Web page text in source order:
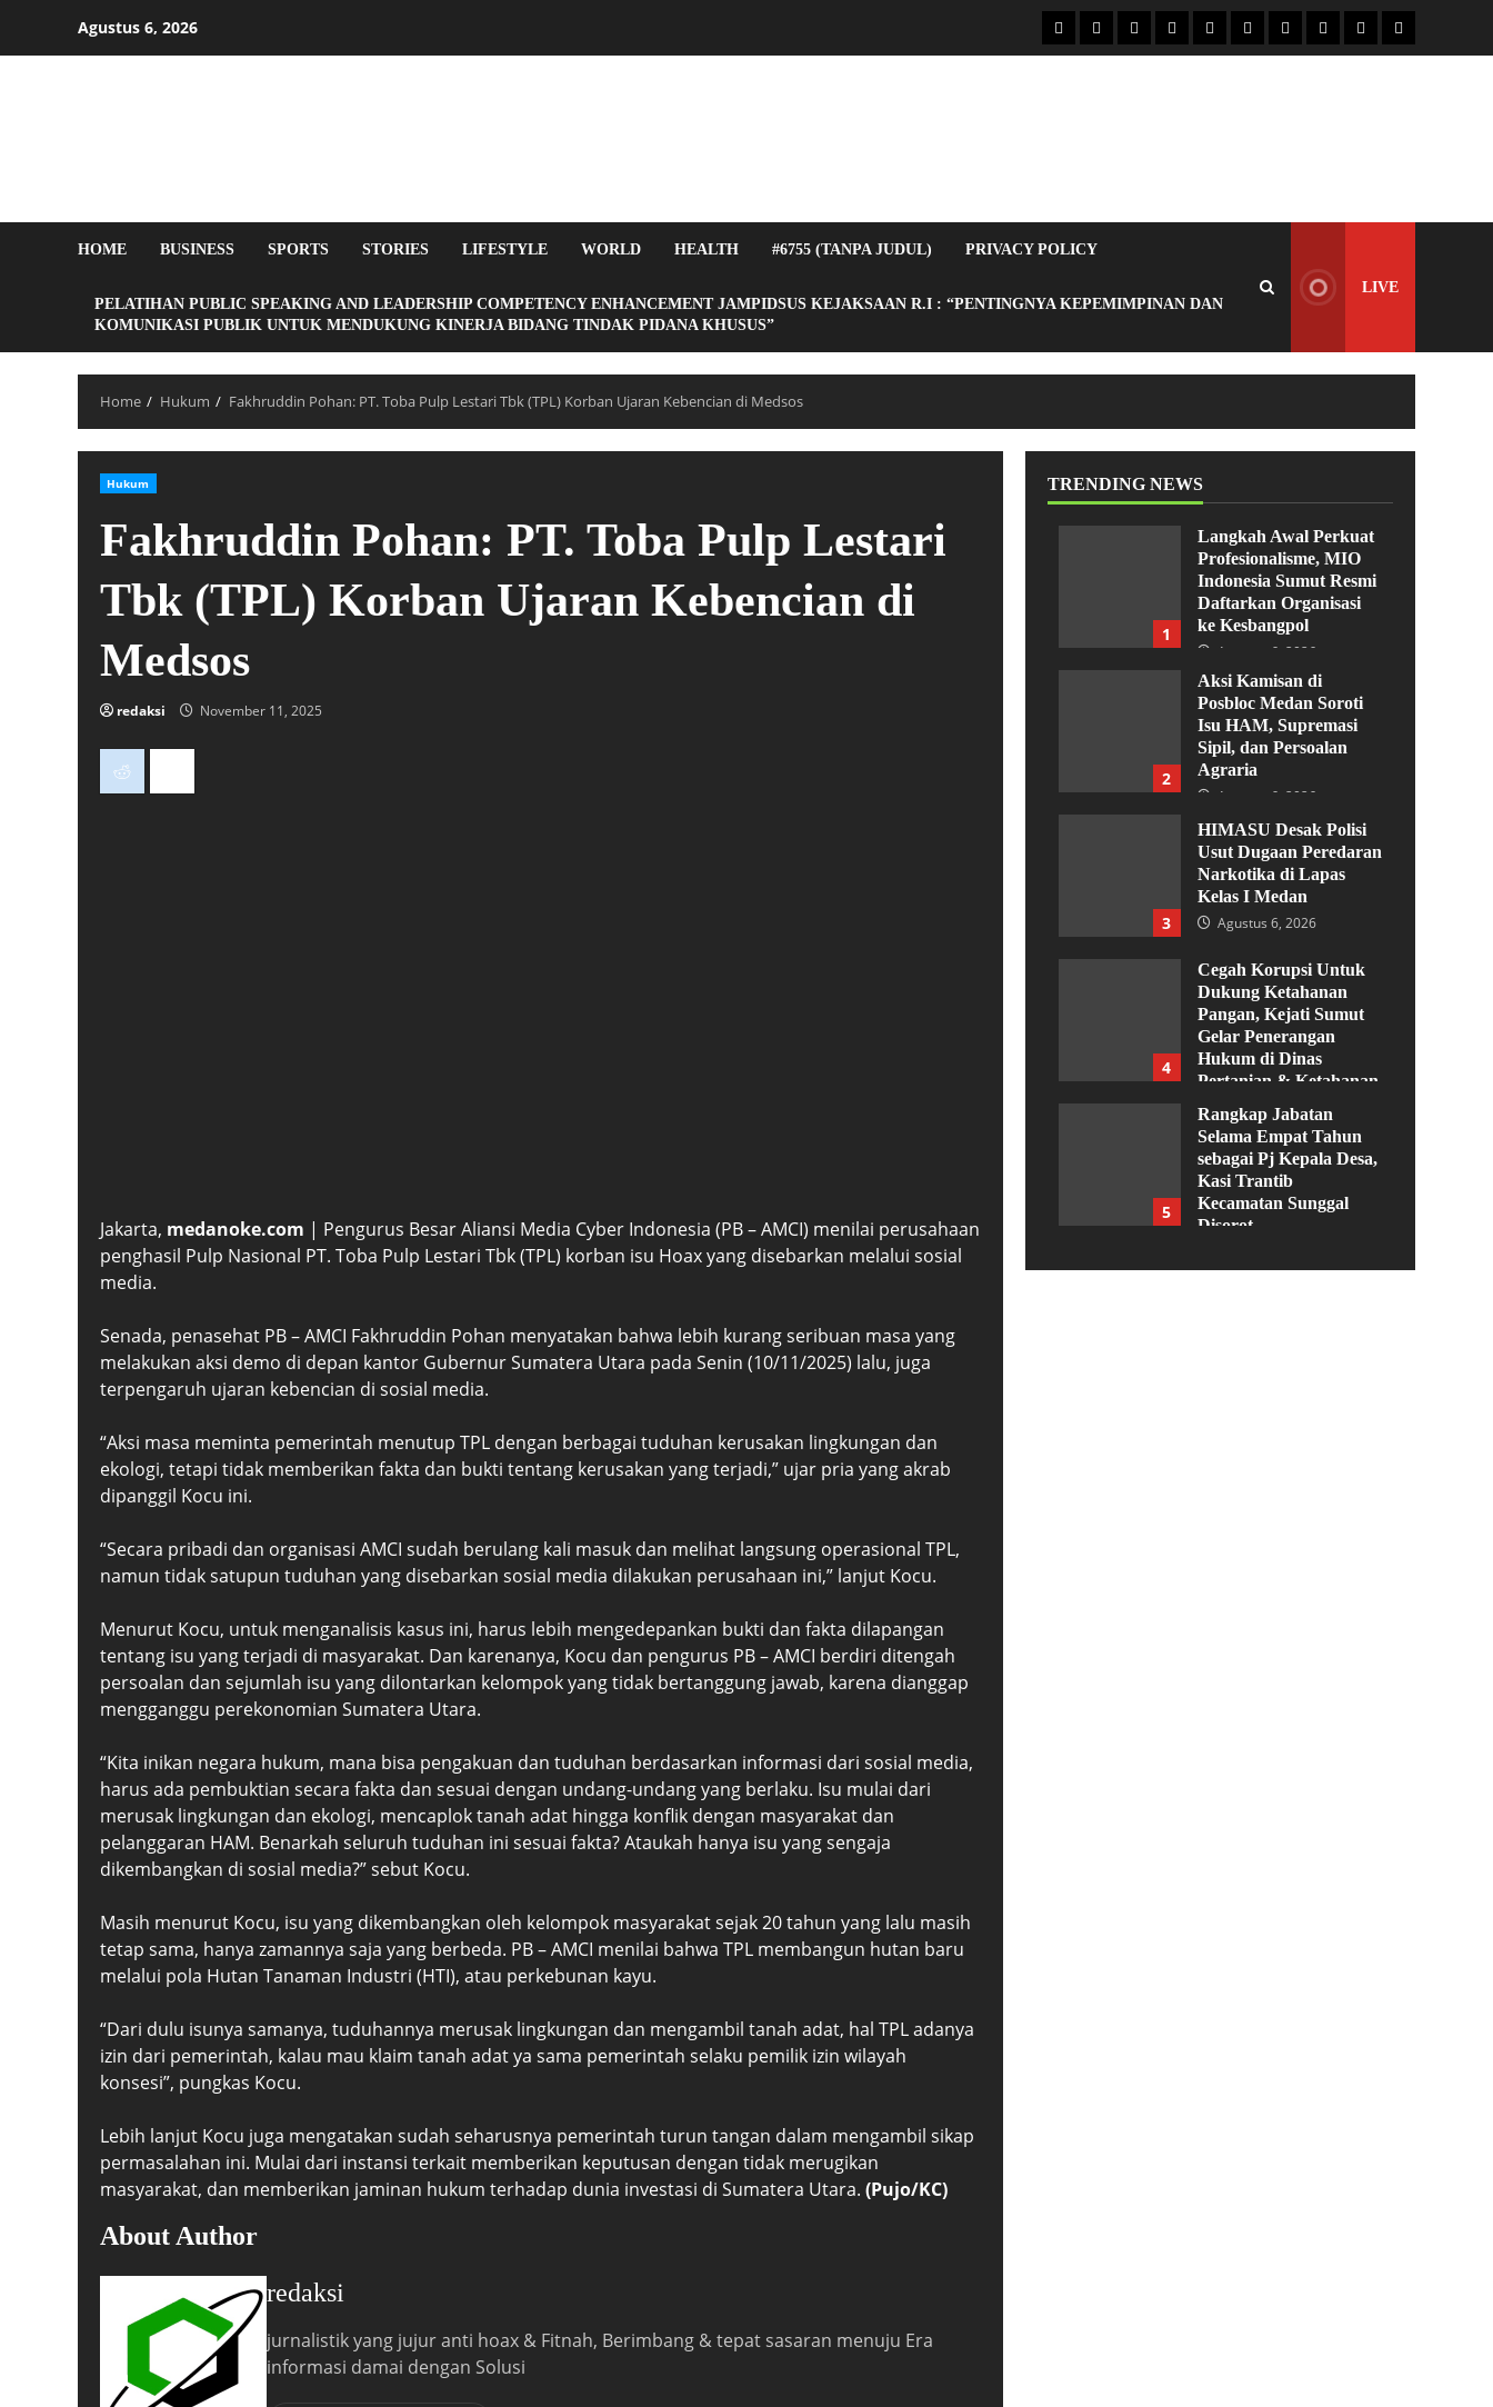
Agustus 6, 2026
HOME BUSINESS SPORTS STORIES LIFESTYLE WORLD HEALTH #6755 (TANPA JUDUL) PRIVACY POLICY
PELATIHAN PUBLIC SPEAKING AND LEADERSHIP COMPETENCY ENHANCEMENT JAMPIDSUS KEJAKSAAN R.I : “PENTINGNYA KEPEMIMPINAN DAN
KOMUNIKASI PUBLIK UNTUK MENDUKUNG KINERJA BIDANG TINDAK PIDANA KHUSUS”
LIVE
Home Hukum Fakhruddin Pohan: PT. Toba Pulp Lestari Tbk (TPL) Korban Ujaran Kebencian di Medsos
Hukum
Fakhruddin Pohan: PT. Toba Pulp Lestari
Tbk (TPL) Korban Ujaran Kebencian di
Medsos
redaksi November 11, 2025
Jakarta, medanoke.com | Pengurus Besar Aliansi Media Cyber Indonesia (PB – AMCI) menilai perusahaan
penghasil Pulp Nasional PT. Toba Pulp Lestari Tbk (TPL) korban isu Hoax yang disebarkan melalui sosial
media.
Senada, penasehat PB – AMCI Fakhruddin Pohan menyatakan bahwa lebih kurang seribuan masa yang
melakukan aksi demo di depan kantor Gubernur Sumatera Utara pada Senin (10/11/2025) lalu, juga
terpengaruh ujaran kebencian di sosial media.
“Aksi masa meminta pemerintah menutup TPL dengan berbagai tuduhan kerusakan lingkungan dan
ekologi, tetapi tidak memberikan fakta dan bukti tentang kerusakan yang terjadi,” ujar pria yang akrab
dipanggil Kocu ini.
“Secara pribadi dan organisasi AMCI sudah berulang kali masuk dan melihat langsung operasional TPL,
namun tidak satupun tuduhan yang disebarkan sosial media dilakukan perusahaan ini,” lanjut Kocu.
Menurut Kocu, untuk menganalisis kasus ini, harus lebih mengedepankan bukti dan fakta dilapangan
tentang isu yang terjadi di masyarakat. Dan karenanya, Kocu dan pengurus PB – AMCI berdiri ditengah
persoalan dan sejumlah isu yang dilontarkan kelompok yang tidak bertanggung jawab, karena dianggap
mengganggu perekonomian Sumatera Utara.
“Kita inikan negara hukum, mana bisa pengakuan dan tuduhan berdasarkan informasi dari sosial media,
harus ada pembuktian secara fakta dan sesuai dengan undang-undang yang berlaku. Isu mulai dari
merusak lingkungan dan ekologi, mencaplok tanah adat hingga konflik dengan masyarakat dan
pelanggaran HAM. Benarkah seluruh tuduhan ini sesuai fakta? Ataukah hanya isu yang sengaja
dikembangkan di sosial media?” sebut Kocu.
Masih menurut Kocu, isu yang dikembangkan oleh kelompok masyarakat sejak 20 tahun yang lalu masih
tetap sama, hanya zamannya saja yang berbeda. PB – AMCI menilai bahwa TPL membangun hutan baru
melalui pola Hutan Tanaman Industri (HTI), atau perkebunan kayu.
“Dari dulu isunya samanya, tuduhannya merusak lingkungan dan mengambil tanah adat, hal TPL adanya
izin dari pemerintah, kalau mau klaim tanah adat ya sama pemerintah selaku pemilik izin wilayah
konsesi”, pungkas Kocu.
Lebih lanjut Kocu juga mengatakan sudah seharusnya pemerintah turun tangan dalam mengambil sikap
permasalahan ini. Mulai dari instansi terkait memberikan keputusan dengan tidak merugikan
masyarakat, dan memberikan jaminan hukum terhadap dunia investasi di Sumatera Utara. (Pujo/KC)
About Author
redaksi
jurnalistik yang jujur anti hoax & Fitnah, Berimbang & tepat sasaran menuju Era
informasi damai dengan Solusi
TRENDING NEWS
1
Langkah Awal Perkuat
Profesionalisme, MIO
Indonesia Sumut Resmi
Daftarkan Organisasi
ke Kesbangpol
Agustus 6, 2026
2
Aksi Kamisan di
Posbloc Medan Soroti
Isu HAM, Supremasi
Sipil, dan Persoalan
Agraria
Agustus 6, 2026
3
HIMASU Desak Polisi
Usut Dugaan Peredaran
Narkotika di Lapas
Kelas I Medan
Agustus 6, 2026
4
Cegah Korupsi Untuk
Dukung Ketahanan
Pangan, Kejati Sumut
Gelar Penerangan
Hukum di Dinas
Pertanian & Ketahanan
Agustus 5, 2026
5
Rangkap Jabatan
Selama Empat Tahun
sebagai Pj Kepala Desa,
Kasi Trantib
Kecamatan Sunggal
Disorot